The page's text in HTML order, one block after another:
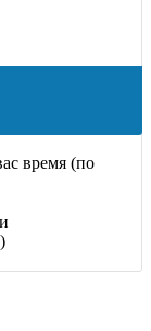
время (по